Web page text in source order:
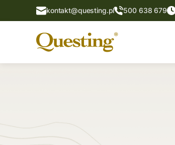
kontakt@questing.pl 500 638 679